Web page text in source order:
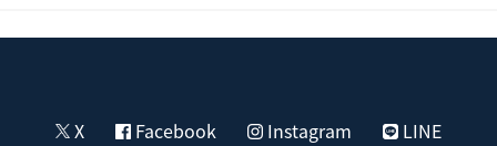
X Facebook Instagram LINE